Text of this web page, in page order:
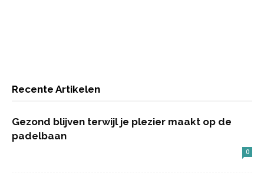
Recente Artikelen
Gezond blijven terwijl je plezier maakt op de
padelbaan
0